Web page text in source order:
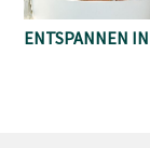
ENTSPANNEN